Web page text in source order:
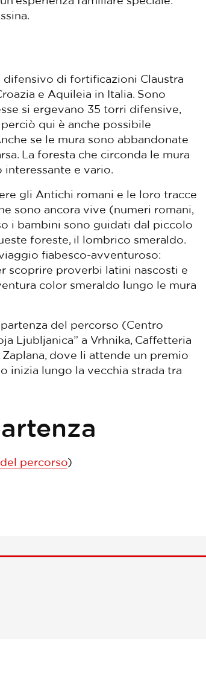
difensivo di fortificazioni Claustra
e Aquileia in Italia. Sono
si ergevano 35 torri difensive,
qui è anche possibile
se le mura sono abbandonate
La foresta che circonda le mura
e vario.
gli Antichi romani e le loro tracce
sono ancora vive (numeri romani,
i bambini sono guidati dal piccolo
foreste, il lombrico smeraldo.
fiabesco-avventuroso:
scoprire proverbi latini nascosti e
color smeraldo lungo le mura
del percorso (Centro
Ljubljanica” a Vrhnika, Caffetteria
dove li attende un premio
inizia lungo la vecchia strada tra
percorso)